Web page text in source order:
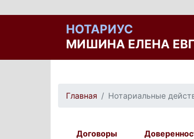
НОТАРИУС
МИШИНА ЕЛЕНА
Главная Нотариальные
Договоры